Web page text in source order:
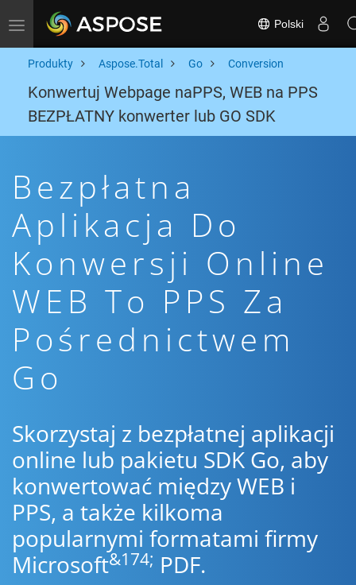
Toggle navigation Polski
Produkty Aspose.Total Go Conversion
Konwertuj Webpage naPPS, WEB na PPS
BEZPŁATNY konwerter lub GO SDK
Bezpłatna
Aplikacja Do
Konwersji Online
WEB To PPS Za
Pośrednictwem
Go
Skorzystaj z bezpłatnej aplikacji
online lub pakietu SDK Go, aby
konwertować między WEB i
PPS, a także kilkoma
popularnymi formatami firmy
Microsoft&174; PDF.